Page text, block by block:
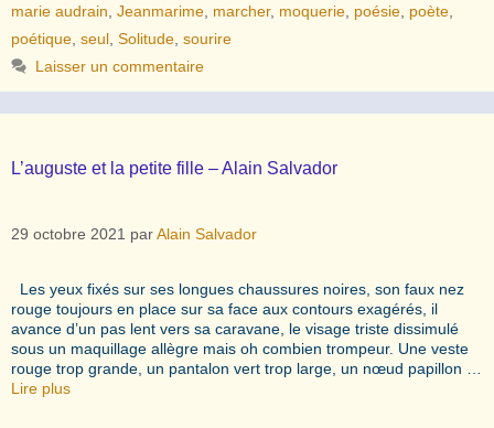
marie audrain Jeanmarime marcher, moquerie poésie poète
poétique seul Solitude sourire
Laisser un commentaire
L’auguste et la petite fille – Alain Salvador
29 octobre 2021 parAlain Salvador
Les yeux fixés sur ses longues chaussures noires, son faux nez
rouge toujours en place sur sa face aux contours exagérés, il
avance d’un pas lent vers sa caravane, le visage triste dissimulé
sous un maquillage allègre mais oh combien trompeur. Une veste
rouge trop grande, un pantalon vert trop large, un nœud papillon …
Lire plus